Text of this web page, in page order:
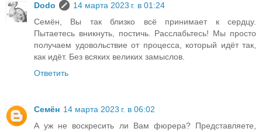
Dodo
14 марта 2023 г. в 01:24
Семён, Вы так близко всё принимает к сердцу.
Пытаетесь вникнуть, постичь. Расслабьтесь! Мы просто
получаем удовольствие от процесса, который идёт так,
как идёт. Без всяких великих замыслов.
Ответить
Семён 14 марта 2023 г. в 06:02
А уж не воскресить ли Вам фюрера? Представляете,